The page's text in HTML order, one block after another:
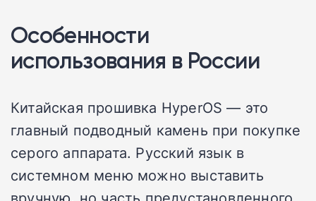
Особенности
использования в России
Китайская прошивка HyperOS — это
главный подводный камень при покупке
серого аппарата. Русский язык в
системном меню можно выставить